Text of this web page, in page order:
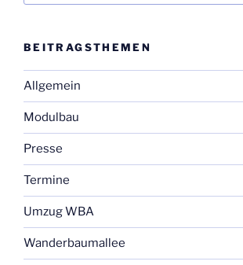
BEI­TRAGS­THE­MEN
Allgemein
Modulbau
Presse
Termine
Umzug WBA
Wanderbaumallee